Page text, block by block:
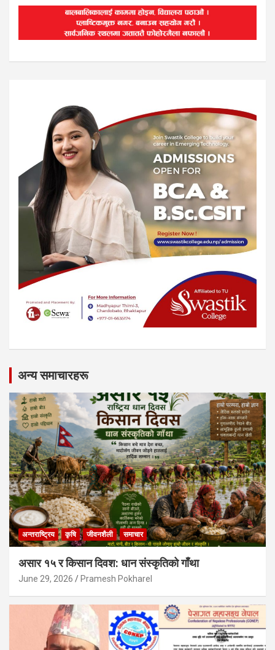
अन्य समाचारहरू
अन्तराष्ट्रिय कृषि जीवनशैली समाचार
असार १५ र किसान दिवश: धान संस्कृतिको गाँथा
June 29, 2026 Pramesh Pokharel